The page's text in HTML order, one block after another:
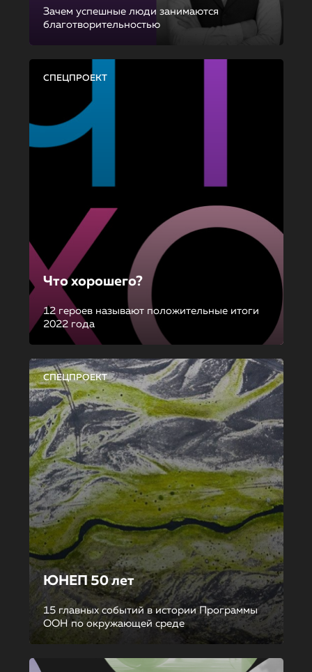
Зачем успешные люди занимаются
благотворительностью
СПЕЦПРОЕКТ
Что хорошего?
12 героев называют положительные итоги
2022 года
СПЕЦПРОЕКТ
ЮНЕП 50 лет
15 главных событий в истории Программы
ООН по окружающей среде